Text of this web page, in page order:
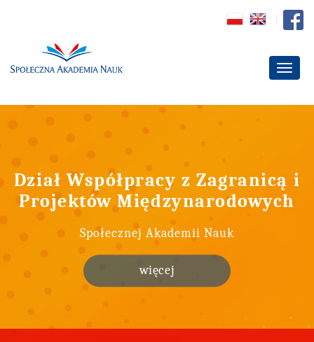
Dział Współpracy z Zagranicą i
Projektów Międzynarodowych
Społecznej Akademii Nauk
więcej